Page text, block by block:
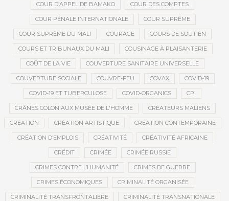
COUR D’APPEL DE BAMAKO COUR DES COMPTES
COUR PÉNALE INTERNATIONALE COUR SUPRÊME
COUR SUPRÊME DU MALI COURAGE COURS DE SOUTIEN
COURS ET TRIBUNAUX DU MALI COUSINAGE À PLAISANTERIE
COÛT DE LA VIE COUVERTURE SANITAIRE UNIVERSELLE
COUVERTURE SOCIALE COUVRE-FEU COVAX COVID-19
COVID-19 ET TUBERCULOSE COVID-ORGANICS CPI
CRÂNES COLONIAUX MUSÉE DE L'HOMME CRÉATEURS MALIENS
CRÉATION CRÉATION ARTISTIQUE CRÉATION CONTEMPORAINE
CRÉATION D’EMPLOIS CRÉATIVITÉ CRÉATIVITÉ AFRICAINE
CRÉDIT CRIMÉE CRIMÉE RUSSIE
CRIMES CONTRE L’HUMANITÉ CRIMES DE GUERRE
CRIMES ÉCONOMIQUES CRIMINALITÉ ORGANISÉE
CRIMINALITÉ TRANSFRONTALIÈRE CRIMINALITÉ TRANSNATIONALE